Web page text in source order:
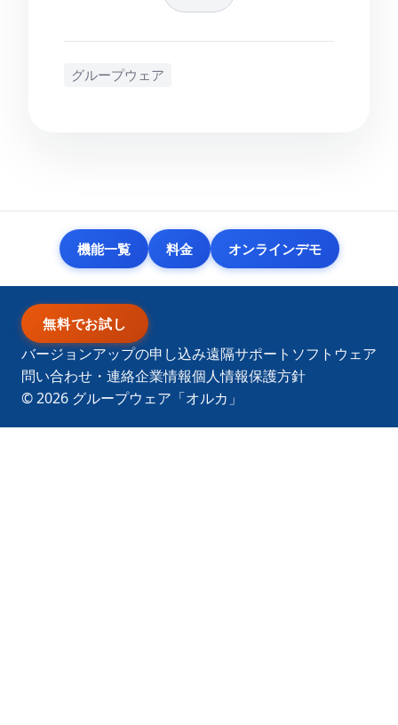
グループウェア
機能一覧 料金 オンラインデモ
無料でお試し
バージョンアップの申し込み遠隔サポートソフトウェア
問い合わせ・連絡企業情報個人情報保護方針
© 2026 グループウェア「オルカ」